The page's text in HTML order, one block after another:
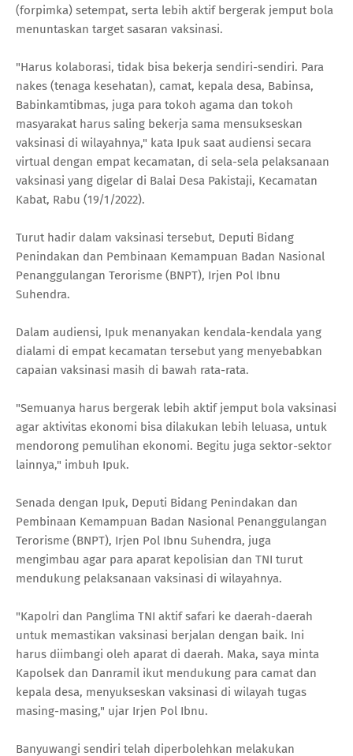
(forpimka) setempat, serta lebih aktif bergerak jemput bola
menuntaskan target sasaran vaksinasi.
"Harus kolaborasi, tidak bisa bekerja sendiri-sendiri. Para
nakes (tenaga kesehatan), camat, kepala desa, Babinsa,
Babinkamtibmas, juga para tokoh agama dan tokoh
masyarakat harus saling bekerja sama mensukseskan
vaksinasi di wilayahnya," kata Ipuk saat audiensi secara
virtual dengan empat kecamatan, di sela-sela pelaksanaan
vaksinasi yang digelar di Balai Desa Pakistaji, Kecamatan
Kabat, Rabu (19/1/2022).
Turut hadir dalam vaksinasi tersebut, Deputi Bidang
Penindakan dan Pembinaan Kemampuan Badan Nasional
Penanggulangan Terorisme (BNPT), Irjen Pol Ibnu
Suhendra.
Dalam audiensi, Ipuk menanyakan kendala-kendala yang
dialami di empat kecamatan tersebut yang menyebabkan
capaian vaksinasi masih di bawah rata-rata.
"Semuanya harus bergerak lebih aktif jemput bola vaksinasi
agar aktivitas ekonomi bisa dilakukan lebih leluasa, untuk
mendorong pemulihan ekonomi. Begitu juga sektor-sektor
lainnya," imbuh Ipuk.
Senada dengan Ipuk, Deputi Bidang Penindakan dan
Pembinaan Kemampuan Badan Nasional Penanggulangan
Terorisme (BNPT), Irjen Pol Ibnu Suhendra, juga
mengimbau agar para aparat kepolisian dan TNI turut
mendukung pelaksanaan vaksinasi di wilayahnya.
"Kapolri dan Panglima TNI aktif safari ke daerah-daerah
untuk memastikan vaksinasi berjalan dengan baik. Ini
harus diimbangi oleh aparat di daerah. Maka, saya minta
Kapolsek dan Danramil ikut mendukung para camat dan
kepala desa, menyukseskan vaksinasi di wilayah tugas
masing-masing," ujar Irjen Pol Ibnu.
Banyuwangi sendiri telah diperbolehkan melakukan